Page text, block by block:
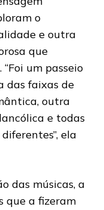
o
e outra
que
um passeio
das faixas de
outra
e todas
ela
das músicas, a
que a fizeram